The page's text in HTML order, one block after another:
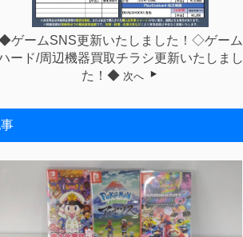
ゲームSNS更新いたしました！◇ゲーム
ード/周辺機器買取チラシ更新いたしまし
た！◆ 次へ